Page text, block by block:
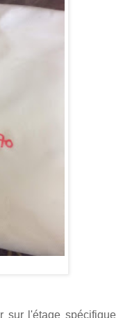
sur l'étage spécifique